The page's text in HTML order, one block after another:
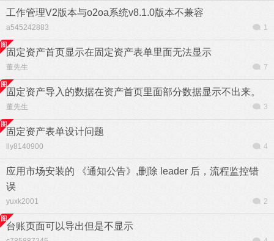
工作管理V2版本与o2oa系统v8.1.0版本不兼容
a545242883 1
固定资产首页显示在固定资产表单里面无法显示
董先生 7
固定资产导入的数据在资产首页里面部分数据显示不出来。
董先生 3
固定资产表单设计问题
lly8140900 4
应用市场安装的 《通知公告》,删除 leader 后，流程监控错
误
yuxk2001 2
台账页面可以导出但是不显示